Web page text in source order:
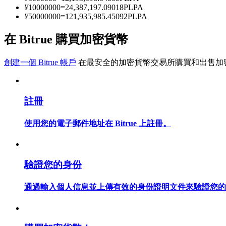
成為跟單交易員
¥10000000=24,387,197.09018PLPA
¥50000000=121,935,985.45092PLPA
在 Bitrue 購買加密貨幣
創建一個 Bitrue 帳戶 在最安全的加密貨幣交易所購買和出售加
註冊
使用您的電子郵件地址在 Bitrue 上註冊。
驗證您的身份
通過輸入個人信息並上傳有效的身份證明文件來驗證您的